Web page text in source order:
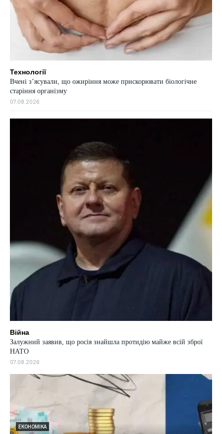
Технології
Вчені з’ясували, що ожиріння може прискорювати біологічне
старіння організму
07.08.2026
Війна
Залужний заявив, що росія знайшла протидію майже всій зброї
НАТО
07.08.2026
ЕКОНОМІКА